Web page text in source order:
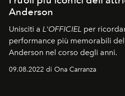
Anderson
Unisciti a L'OFFICIEL per
performance più memorabili
Anderson nel corso degli anni.
09.08.2022 di Ona Carranza